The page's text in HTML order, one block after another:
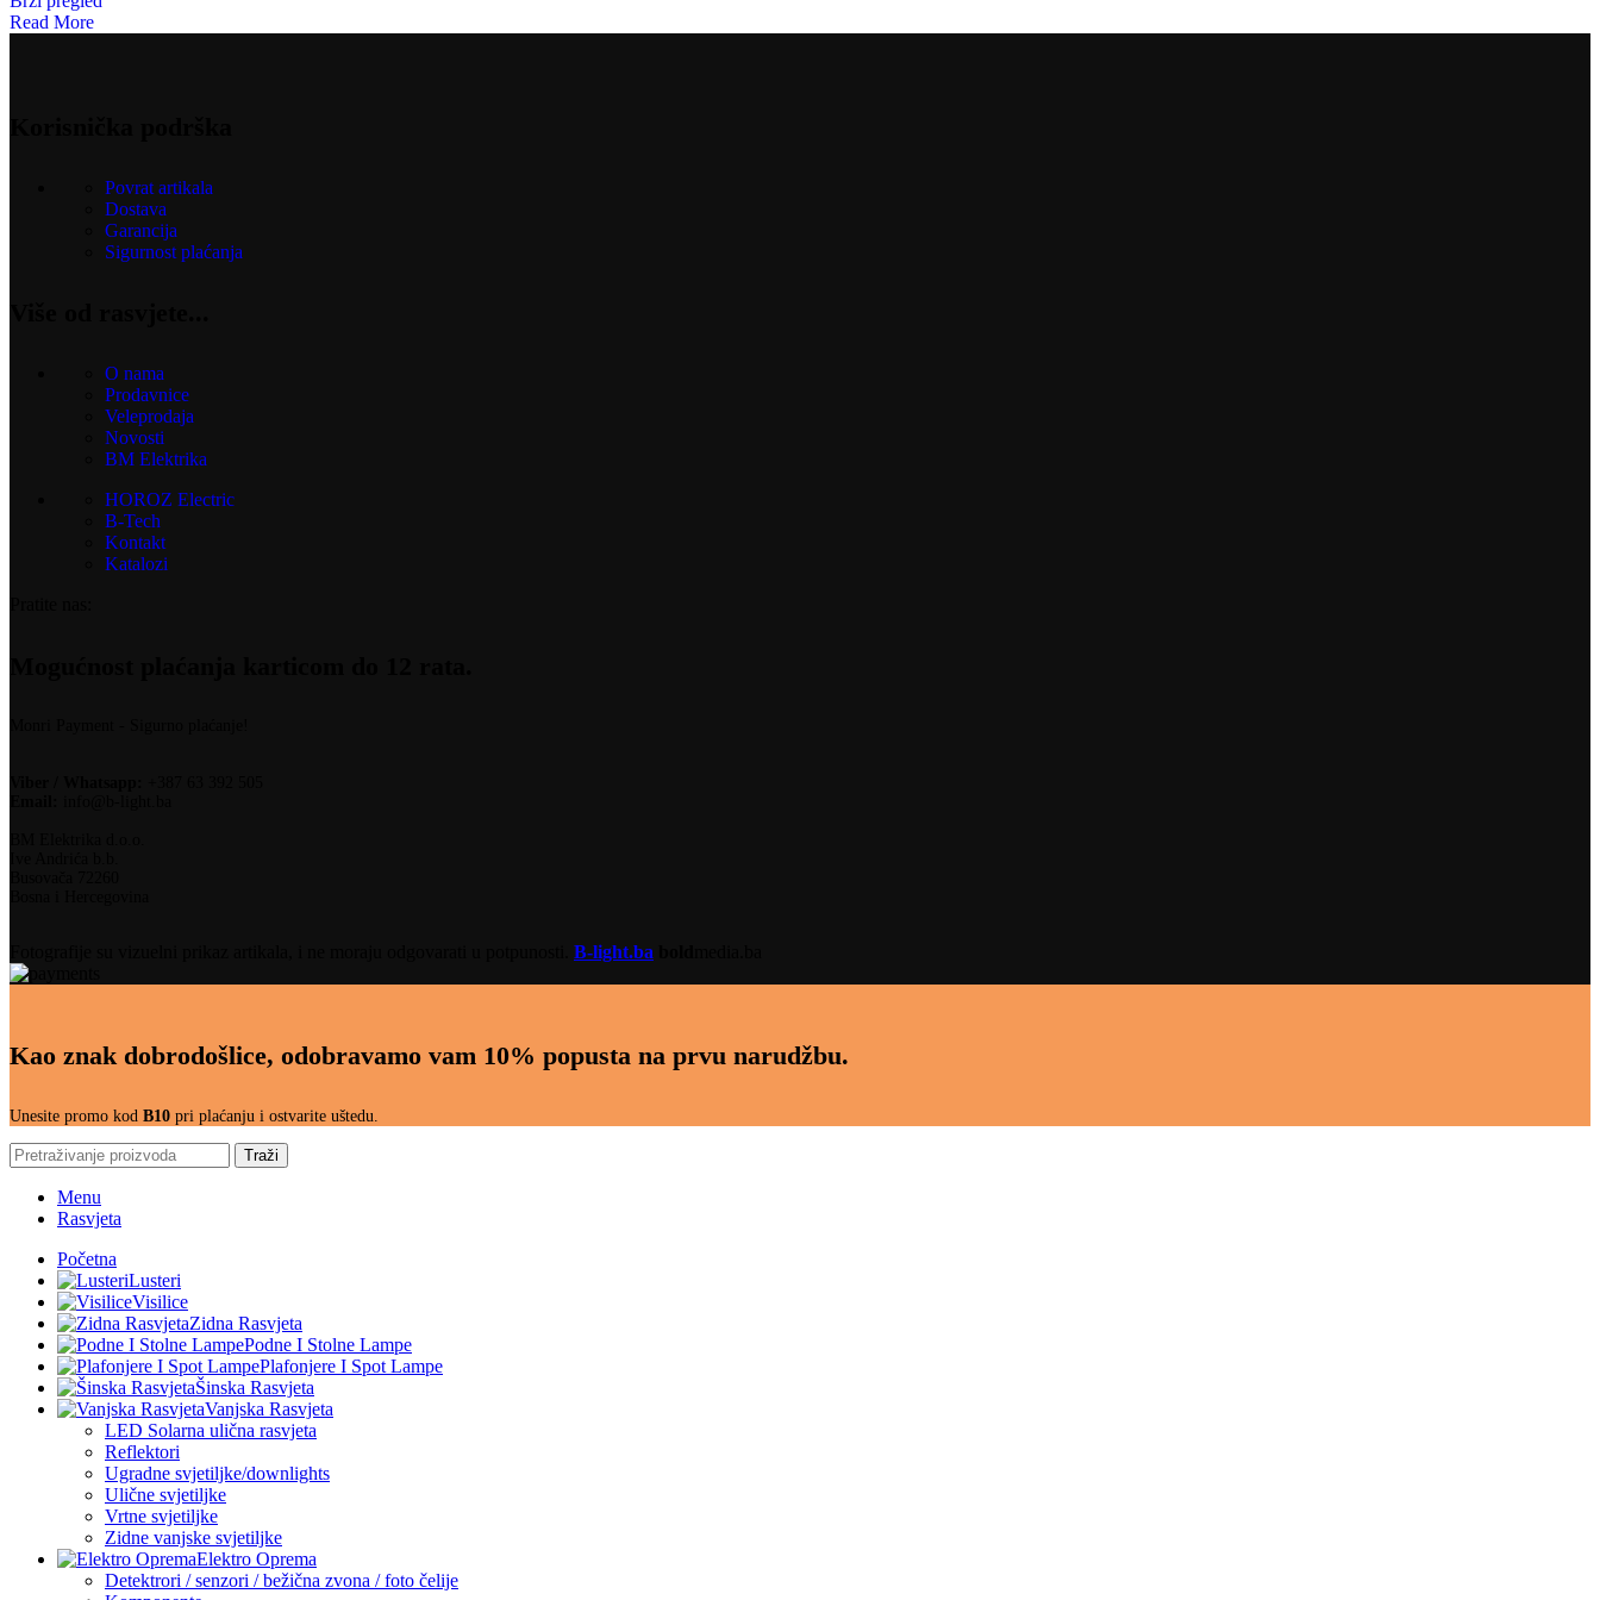
Read More
Povrat artikala
Dostava
Garancija
Sigurnost plaćanja
O nama
Prodavnice
Veleprodaja
Novosti
BM Elektrika
HOROZ Electric
B-Tech
Kontakt
Katalozi
B-light.ba
Kao znak dobrodošlice, odobravamo vam 10% popusta na prvu narudžbu.
Unesite promo kod B10 pri plaćanju i ostvarite uštedu.
Traži
Menu
Rasvjeta
Početna
Lusteri
Visilice
Zidna Rasvjeta
Podne I Stolne Lampe
Plafonjere I Spot Lampe
Šinska Rasvjeta
Vanjska Rasvjeta
LED Solarna ulična rasvjeta
Reflektori
Ugradne svjetiljke/downlights
Ulične svjetiljke
Vrtne svjetiljke
Zidne vanjske svjetiljke
Elektro Oprema
Detektrori / senzori / bežična zvona / foto čelije